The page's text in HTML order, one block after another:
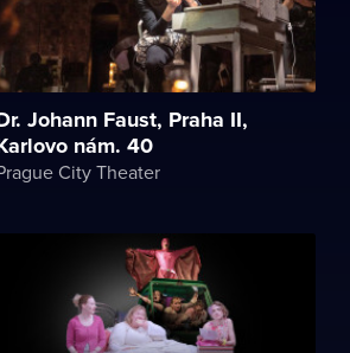
Johann Faust, Praha II,
nám. 40
City Theater